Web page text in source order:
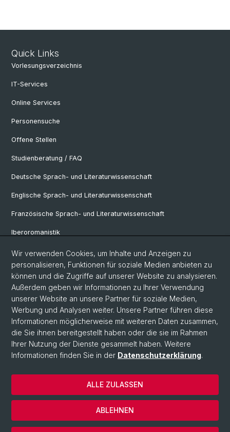
Quick Links
Vorlesungsverzeichnis
IT-Services
Online Services
Personensuche
Offene Stellen
Studienberatung / FAQ
Deutsche Sprach- und Literaturwissenschaft
Englische Sprach- und Literaturwissenschaft
Französische Sprach- und Literaturwissenschaft
Iberoromanistik
Italianistik
Nordistik
Osteuropa-Studien
Slavic Studies
© Universität Basel
Datenschutzerklärung
Philosophisch-Historische Fakultät
Wir verwenden Cookies, um Inhalte und Anzeigen zu
personalisieren, Funktionen für soziale Medien anbieten zu
können und die Zugriffe auf unserer Website zu analysieren.
Außerdem geben wir Informationen zu Ihrer Verwendung
unserer Website an unsere Partner für soziale Medien,
Werbung und Analysen weiter. Unsere Partner führen diese
Informationen möglicherweise mit weiteren Daten zusammen,
die Sie ihnen bereitgestellt haben oder die sie im Rahmen
Ihrer Nutzung der Dienste gesammelt haben. Weitere
Informationen finden Sie in der Datenschutzerklärung.
ABLEHNEN
ALLE ZULASSEN